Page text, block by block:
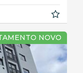
NOVO